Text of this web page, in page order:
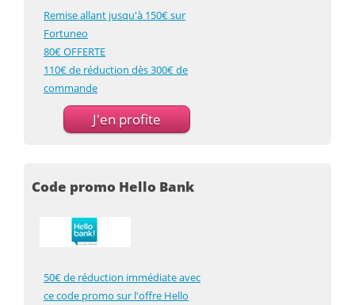
Remise allant jusqu'à 150€ sur
Fortuneo
80€ OFFERTE
110€ de réduction dès 300€ de
commande
J'en profite
Code promo Hello Bank
50€ de réduction immédiate avec
ce code promo sur l'offre Hello